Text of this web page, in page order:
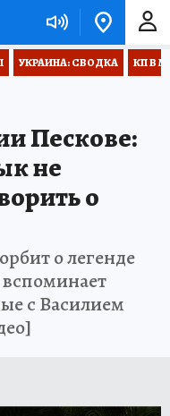
УКРАИНА: СВОДКА КП В
Пескове:
не
о
о легенде
с Василием